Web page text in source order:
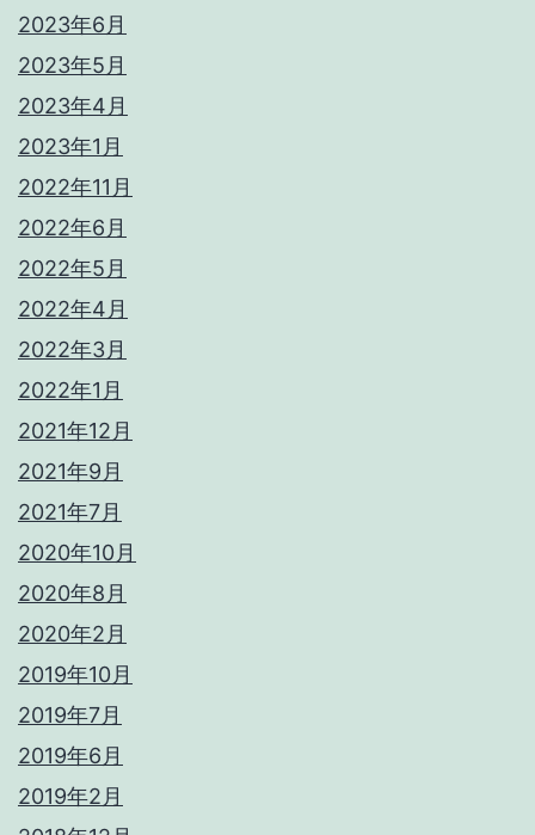
2023年6月
2023年5月
2023年4月
2023年1月
2022年11月
2022年6月
2022年5月
2022年4月
2022年3月
2022年1月
2021年12月
2021年9月
2021年7月
2020年10月
2020年8月
2020年2月
2019年10月
2019年7月
2019年6月
2019年2月